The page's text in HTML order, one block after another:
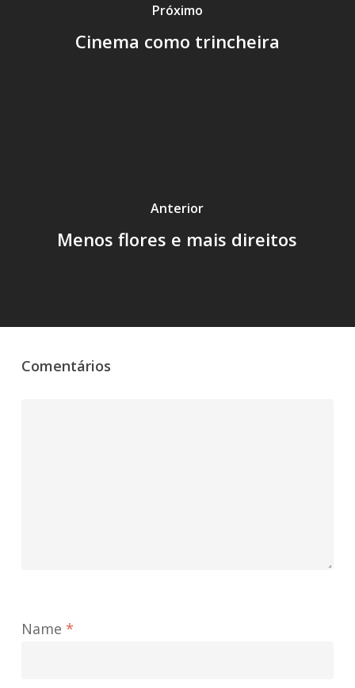
Próximo
Cinema como trincheira
Anterior
Menos flores e mais direitos
Comentários
Name *